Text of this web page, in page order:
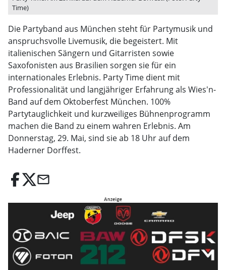
Time)
Die Partyband aus München steht für Partymusik und
anspruchsvolle Livemusik, die begeistert. Mit
italienischen Sängern und Gitarristen sowie
Saxofonisten aus Brasilien sorgen sie für ein
internationales Erlebnis. Party Time dient mit
Professionalität und langjähriger Erfahrung als Wies'n-
Band auf dem Oktoberfest München. 100%
Partytauglichkeit und kurzweiliges Bühnenprogramm
machen die Band zu einem wahren Erlebnis. Am
Donnerstag, 29. Mai, sind sie ab 18 Uhr auf dem
Haderner Dorffest.
email